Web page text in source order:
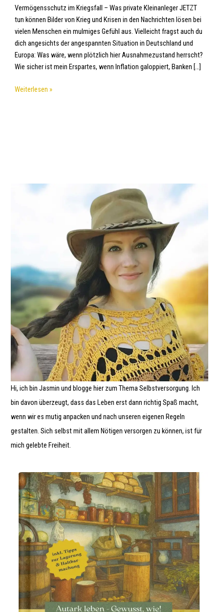
Vermögensschutz im Kriegsfall – Was private Kleinanleger JETZT
tun können Bilder von Krieg und Krisen in den Nachrichten lösen bei
vielen Menschen ein mulmiges Gefühl aus. Vielleicht fragst auch du
dich angesichts der angespannten Situation in Deutschland und
Europa: Was wäre, wenn plötzlich hier Ausnahmezustand herrscht?
Wie sicher ist mein Erspartes, wenn Inflation galoppiert, Banken […]
Weiterlesen »
Hi, ich bin Jasmin und blogge hier zum Thema Selbstversorgung. Ich
bin davon überzeugt, dass das Leben erst dann richtig Spaß macht,
wenn wir es mutig anpacken und nach unseren eigenen Regeln
gestalten. Sich selbst mit allem Nötigen versorgen zu können, ist für
mich gelebte Freiheit.